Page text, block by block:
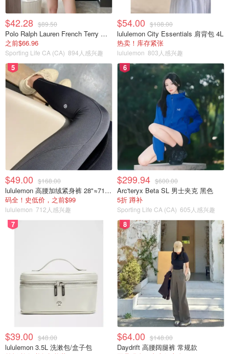
$42.28 $89.50
Polo Ralph Lauren French Terry 女童连帽卫衣 7-16码
之前$66.96
Sporting Life CA (CA) 894人感兴趣
$54.00 $108.00
lululemon City Essentials 肩背包 4L
热卖！库存紧张
lululemon 803人感兴趣
5
$49.00 $168.00
lululemon 高腰加绒紧身裤 28"≈71cm 5个口袋
码全！史低价，之前$99
lululemon 712人感兴趣
6
$299.94 $600.00
Arc'teryx Beta SL 男士夹克 黑色
5折 蹲补
Sporting Life CA (CA) 605人感兴趣
7
$39.00 $48.00
lululemon 3.5L 洗漱包/盒子包
8
$64.00 $148.00
Daydrift 高腰阔腿裤 常规款